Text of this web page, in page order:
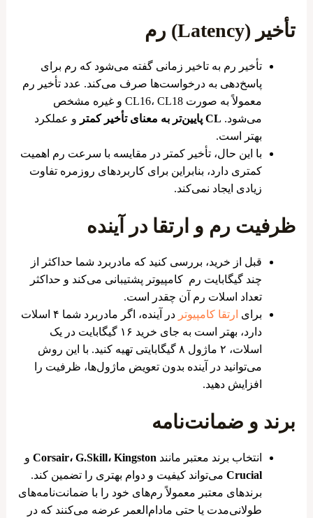
تأخیر (Latency) رم
تأخیر رم به تاخیر زمانی گفته می‌شود که رم برای
پاسخ‌دهی به درخواست‌ها صرف می‌کند. عدد تأخیر رم
معمولاً به صورت CL16، CL18 و غیره مشخص
می‌شود. CL پایین‌تر به معنای تأخیر کمتر
و عملکرد
بهتر است.
با این حال، تأخیر کمتر در مقایسه با سرعت رم اهمیت
کمتری دارد، بنابراین برای کاربردهای روزمره تفاوت
زیادی ایجاد نمی‌کند.
ظرفیت رم و ارتقا در آینده
قبل از خرید، بررسی کنید که مادربرد شما حداکثر از
چند گیگابایت رم کامپیوتر پشتیبانی می‌کند و حداکثر
تعداد اسلات رم آن چقدر است.
برای ارتقا کامپیوتر
در آینده، اگر مادربرد شما ۴ اسلات
دارد، بهتر است به جای خرید ۱۶ گیگابایت در یک
اسلات، ۲ ماژول ۸ گیگابایتی تهیه کنید. با این روش
می‌توانید در آینده بدون تعویض ماژول‌ها، ظرفیت را
افزایش دهید.
برند و ضمانت‌نامه
انتخاب برند معتبر مانند Corsair، G.Skill، Kingstonو
Crucialمی‌تواند کیفیت و دوام بهتری را تضمین کند.
برندهای معتبر معمولاً رم‌های خود را با ضمانت‌نامه‌های
طولانی‌مدت یا حتی مادام‌العمر عرضه می‌کنند که در